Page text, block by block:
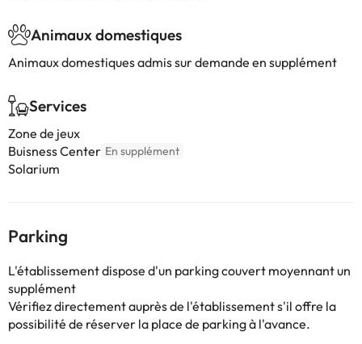
Animaux domestiques
Animaux domestiques admis sur demande en supplément
Services
Zone de jeux
Buisness Center En supplément
Solarium
Parking
L'établissement dispose d'un parking couvert moyennant un
supplément
Vérifiez directement auprès de l'établissement s'il offre la
possibilité de réserver la place de parking à l'avance.